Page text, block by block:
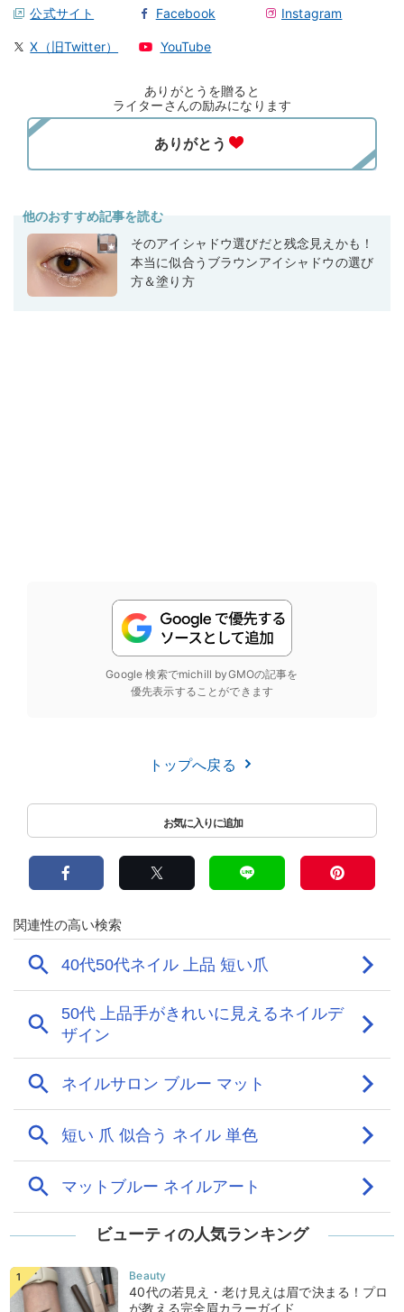
公式サイト Facebook Instagram
X（旧Twitter） YouTube
ありがとうを贈ると
ライターさんの励みになります
他のおすすめ記事を読む
そのアイシャドウ選びだと残念見えかも！
本当に似合うブラウンアイシャドウの選び
方＆塗り方
Google 検索でmichill byGMOの記事を
優先表示することができます
トップへ戻る
ビューティの人気ランキング
40代の若見え・老け見えは眉で決まる！プロ
が教える完全眉カラーガイド